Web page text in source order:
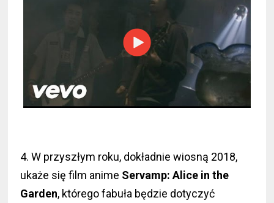
4. W przyszłym roku, dokładnie wiosną 2018,
ukaże się film anime Servamp: Alice in the
Garden, którego fabuła będzie dotyczyć